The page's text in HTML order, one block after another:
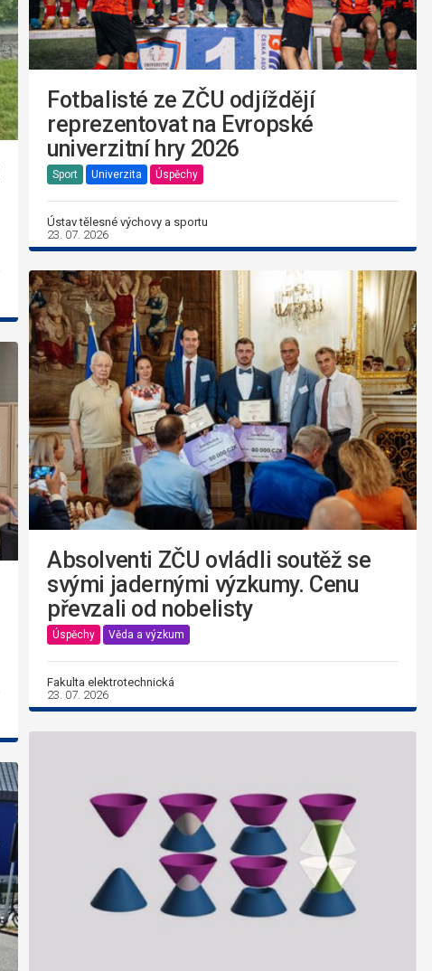
Fotbalisté ze ZČU odjíždějí
reprezentovat na Evropské
univerzitní hry 2026
Sport Univerzita Úspěchy
Ústav tělesné výchovy a sportu
23. 07. 2026
Absolventi ZČU ovládli soutěž se
svými jadernými výzkumy. Cenu
převzali od nobelisty
Úspěchy Věda a výzkum
Fakulta elektrotechnická
23. 07. 2026